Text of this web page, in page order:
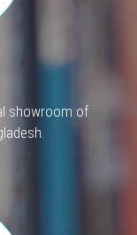
showroom of